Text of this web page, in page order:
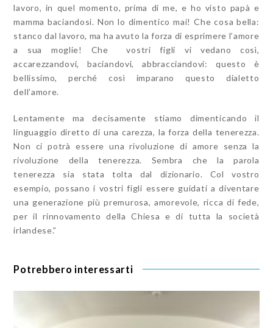
lavoro, in quel momento, prima di me, e ho visto papà e
mamma baciandosi. Non lo dimentico mai! Che cosa bella:
stanco dal lavoro, ma ha avuto la forza di esprimere l’amore
a sua moglie! Che vostri figli vi vedano così,
accarezzandovi, baciandovi, abbracciandovi: questo è
bellissimo, perché così imparano questo dialetto
dell’amore.
Lentamente ma decisamente stiamo dimenticando il
linguaggio diretto di una carezza, la forza della tenerezza.
Non ci potrà essere una rivoluzione di amore senza la
rivoluzione della tenerezza. Sembra che la parola
tenerezza sia stata tolta dal dizionario. Col vostro
esempio, possano i vostri figli essere guidati a diventare
una generazione più premurosa, amorevole, ricca di fede,
per il rinnovamento della Chiesa e di tutta la società
irlandese.”
Potrebbero interessarti